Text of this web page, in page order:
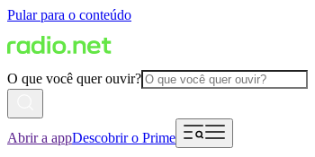
Pular para o conteúdo
O que você quer ouvir?
Abrir a appDescobrir o Prime